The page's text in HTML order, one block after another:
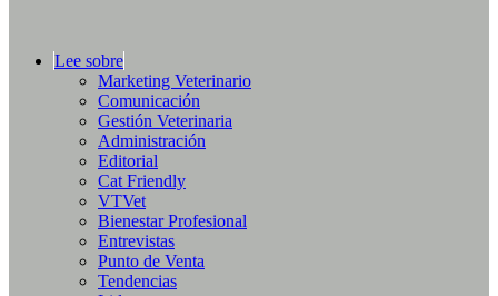
Lee sobre
Marketing Veterinario
Comunicación
Gestión Veterinaria
Administración
Editorial
Cat Friendly
VTVet
Bienestar Profesional
Entrevistas
Punto de Venta
Tendencias